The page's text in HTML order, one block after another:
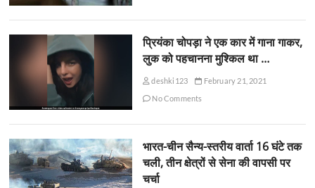
प्रियंका चोपड़ा ने एक कार में गाना गाकर,
लुक को पहचानना मुश्किल था …
deshki123
February 21, 2021
No Comments
भारत-चीन सैन्य-स्तरीय वार्ता 16 घंटे तक
चली, तीन क्षेत्रों से सेना की वापसी पर
चर्चा